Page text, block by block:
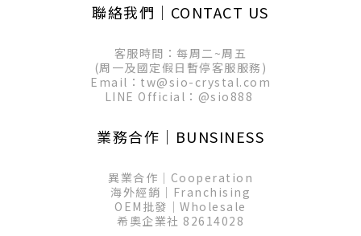
聯絡我們│CONTACT US
客服時間：每周二~周五
(周一及國定假日暫停客服服務)
Email：tw@sio-crystal.com
LINE Official： @sio888
業務合作│BUNSINESS
異業合作│Cooperation
海外經銷│Franchising
OEM批發│Wholesale
希奧企業社 82614028